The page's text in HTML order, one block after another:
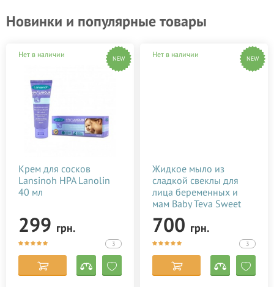
Новинки и популярные товары
Нет в наличии NEW
Крем для сосков
Lansinoh HPA Lanolin
40 мл
299 грн.
3
Нет в наличии NEW
Жидкое мыло из
сладкой свеклы для
лица беременных и
мам Baby Teva Sweet
Soap 180 мл
700 грн.
3